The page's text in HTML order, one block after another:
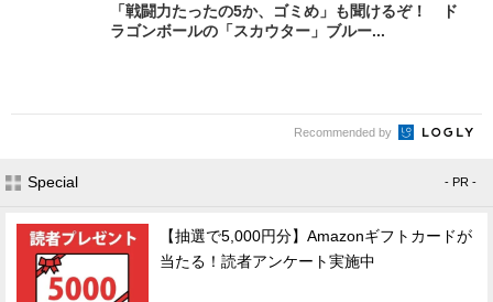
「戦闘力たったの5か、ゴミめ」も聞けるぞ！ ド
ラゴンボールの「スカウター」ブルー...
Recommended by
Special - PR -
【抽選で5,000円分】Amazonギフトカードが
当たる！読者アンケート実施中